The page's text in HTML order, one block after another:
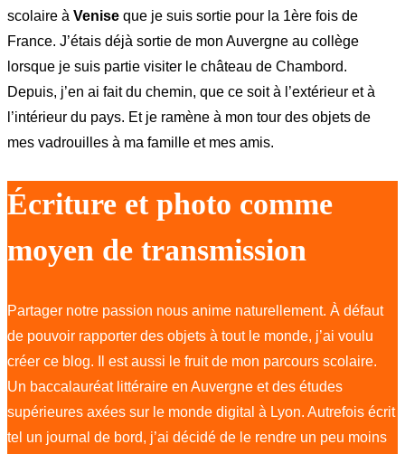
scolaire à Venise que je suis sortie pour la 1ère fois de
France. J’étais déjà sortie de mon Auvergne au collège
lorsque je suis partie visiter le château de Chambord.
Depuis, j’en ai fait du chemin, que ce soit à l’extérieur et à
l’intérieur du pays. Et je ramène à mon tour des objets de
mes vadrouilles à ma famille et mes amis.
Écriture et photo comme
moyen de transmission
Partager notre passion nous anime naturellement. À défaut
de pouvoir rapporter des objets à tout le monde, j’ai voulu
créer ce blog. Il est aussi le fruit de mon parcours scolaire.
Un baccalauréat littéraire en Auvergne et des études
supérieures axées sur le monde digital à Lyon. Autrefois écrit
tel un journal de bord, j’ai décidé de le rendre un peu moins